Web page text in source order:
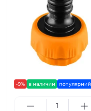
-9% в наличии популярний